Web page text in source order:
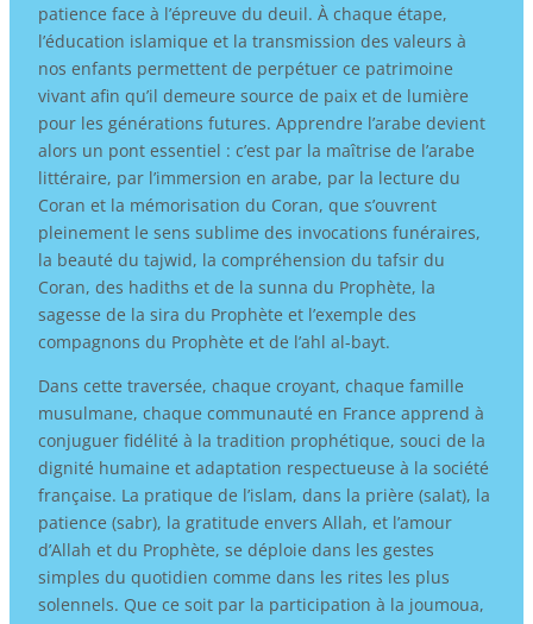
patience face à l’épreuve du deuil. À chaque étape,
l’éducation islamique et la transmission des valeurs à
nos enfants permettent de perpétuer ce patrimoine
vivant afin qu’il demeure source de paix et de lumière
pour les générations futures. Apprendre l’arabe devient
alors un pont essentiel : c’est par la maîtrise de l’arabe
littéraire, par l’immersion en arabe, par la lecture du
Coran et la mémorisation du Coran, que s’ouvrent
pleinement le sens sublime des invocations funéraires,
la beauté du tajwid, la compréhension du tafsir du
Coran, des hadiths et de la sunna du Prophète, la
sagesse de la sira du Prophète et l’exemple des
compagnons du Prophète et de l’ahl al-bayt.
Dans cette traversée, chaque croyant, chaque famille
musulmane, chaque communauté en France apprend à
conjuguer fidélité à la tradition prophétique, souci de la
dignité humaine et adaptation respectueuse à la société
française. La pratique de l’islam, dans la prière (salat), la
patience (sabr), la gratitude envers Allah, et l’amour
d’Allah et du Prophète, se déploie dans les gestes
simples du quotidien comme dans les rites les plus
solennels. Que ce soit par la participation à la joumoua,